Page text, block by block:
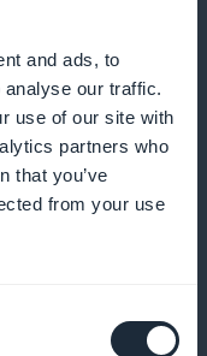
and ads, to
our traffic.
use of our site with
partners who
that you’ve
from your use